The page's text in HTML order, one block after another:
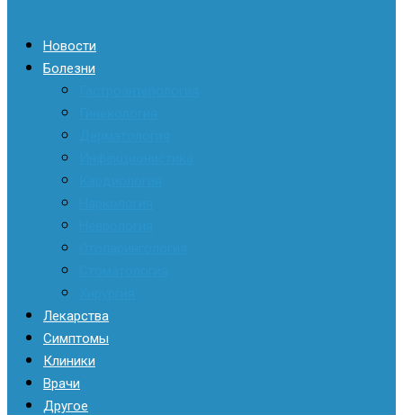
Новости
Болезни
Лекарства
Симптомы
Клиники
Врачи
Другое